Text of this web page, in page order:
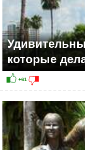
которые